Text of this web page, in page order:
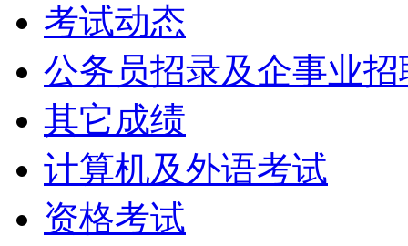
考试动态
公务员招录及企事业
其它成绩
计算机及外语考试
资格考试